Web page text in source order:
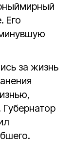
Его
за жизнь
Губернатор